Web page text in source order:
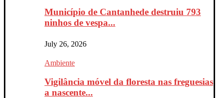
Município de Cantanhede destruiu 793
ninhos de vespa...
July 26, 2026
Ambiente
Vigilância móvel da floresta nas freguesias
a nascente...